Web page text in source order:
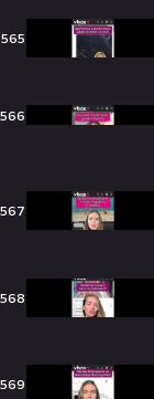
565
566
567
568
569